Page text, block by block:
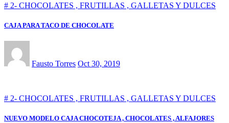
# 2- CHOCOLATES , FRUTILLAS , GALLETAS Y DULCES
CAJA PARA TACO DE CHOCOLATE
Fausto Torres Oct 30, 2019
# 2- CHOCOLATES , FRUTILLAS , GALLETAS Y DULCES
NUEVO MODELO CAJA CHOCOTEJA , CHOCOLATES , ALFAJORES